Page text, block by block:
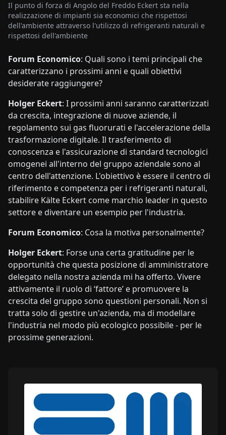
Il punto di forza di Angolo del Freddo Eckert sta nella
realizzazione di impianti sia economici che rispettosi
dell'ambiente attraverso l'utilizzo di refrigeranti naturali e
rispettosi dell'ambiente
Forum Economico: Quali sono i temi principali che
caratterizzano i prossimi anni e quali obiettivi
desiderate raggiungere?
Holger Eckert: I prossimi anni saranno caratterizzati
da crescita, integrazione di nuove aziende, il
regolamento sui gas fluorurati e l'accelerazione della
trasformazione digitale. Il trasferimento di
conoscenza e l'assicurazione di standard tecnologici
omogenei all'interno del gruppo aziendale sono al
centro dell'attenzione. L'obiettivo è essere il centro di
riferimento e competenza per i refrigeranti naturali,
stabilire Kälte Eckert come marchio leader in questo
settore e diventare un esempio per l'industria.
Forum Economico: Cosa la motiva personalmente?
Holger Eckert: Forse una certa gratitudine per le
opportunità che questa posizione di amministratore
delegato nella nostra azienda mi ha offerto. Vivere
attivamente il ruolo di ‘fattore’ e promuovere la
crescita del gruppo sono questioni personali. Non si
tratta solo di gestire un'azienda, ma di modellare
l'industria nel modo più ecologico possibile - per le
prossime generazioni.